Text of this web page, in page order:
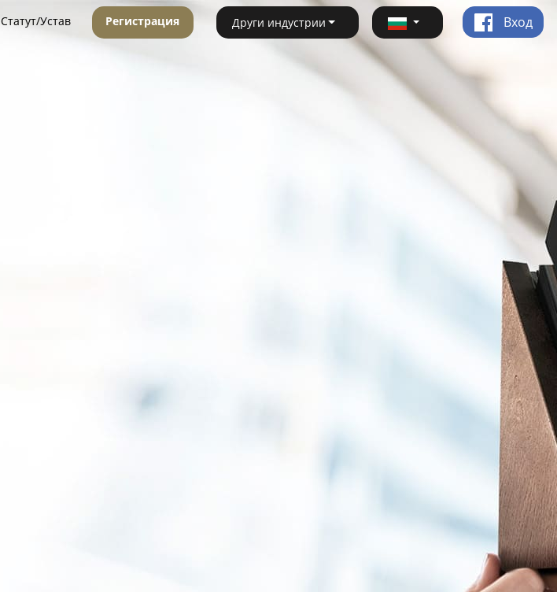
Статут/Устав Регистрация Други индустрии Вход